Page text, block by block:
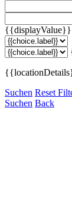
{{displayValue}}
Suchen Reset
Suchen Back